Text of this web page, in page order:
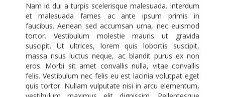
Nam id dui a turpis scelerisque malesuada. Interdum
et malesuada fames ac ante ipsum primis in
faucibus. Aenean sed accumsan urna, nec euismod
tortor. Vestibulum molestie mauris ut gravida
suscipit. Ut ultrices, lorem quis lobortis suscipit,
massa risus luctus neque, ac blandit purus ex non
eros. Morbi sit amet convallis nulla, vitae convallis
felis. Vestibulum nec felis eu est lacinia volutpat eget
quis tortor. Nullam vulputate nisi in arcu elementum,